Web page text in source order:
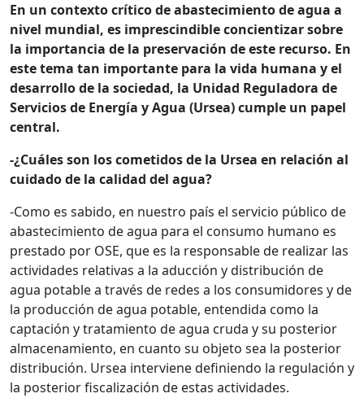
En un contexto crítico de abastecimiento de agua a
nivel mundial, es imprescindible concientizar sobre
la importancia de la preservación de este recurso. En
este tema tan importante para la vida humana y el
desarrollo de la sociedad, la Unidad Reguladora de
Servicios de Energía y Agua (Ursea) cumple un papel
central.
-¿Cuáles son los cometidos de la Ursea en relación al
cuidado de la calidad del agua?
-Como es sabido, en nuestro país el servicio público de
abastecimiento de agua para el consumo humano es
prestado por OSE, que es la responsable de realizar las
actividades relativas a la aducción y distribución de
agua potable a través de redes a los consumidores y de
la producción de agua potable, entendida como la
captación y tratamiento de agua cruda y su posterior
almacenamiento, en cuanto su objeto sea la posterior
distribución. Ursea interviene definiendo la regulación y
la posterior fiscalización de estas actividades.